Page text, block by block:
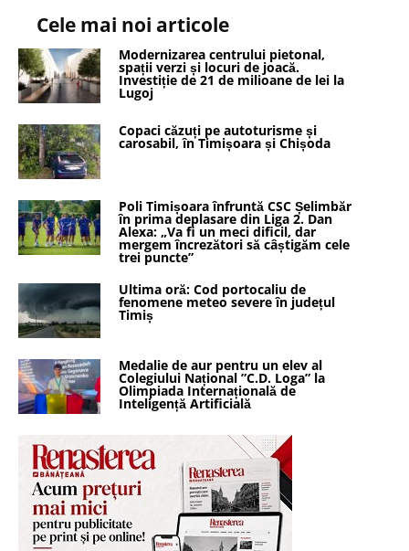
Cele mai noi articole
Modernizarea centrului pietonal,
spații verzi și locuri de joacă.
Investiție de 21 de milioane de lei la
Lugoj
Copaci căzuți pe autoturisme și
carosabil, în Timișoara și Chișoda
Poli Timișoara înfruntă CSC Șelimbăr
în prima deplasare din Liga 2. Dan
Alexa: „Va fi un meci dificil, dar
mergem încrezători să câștigăm cele
trei puncte”
Ultima oră: Cod portocaliu de
fenomene meteo severe în județul
Timiș
Medalie de aur pentru un elev al
Colegiului Național ”C.D. Loga” la
Olimpiada Internațională de
Inteligență Artificială